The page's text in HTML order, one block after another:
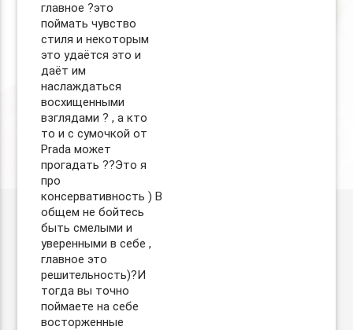
главное ?это
поймать чувство
стиля и некоторым
это удаётся это и
даёт им
наслаждаться
восхищенными
взглядами ? , а кто
то и с сумочкой от
Prada может
прогадать ??Это я
про
консервативность ) В
общем не бойтесь
быть смелыми и
уверенными в себе ,
главное это
решительность)?И
тогда вы точно
поймаете на себе
восторженные